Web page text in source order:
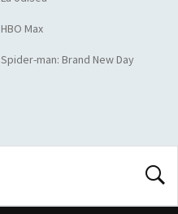
HBO Max
Spider-man: Brand New Day